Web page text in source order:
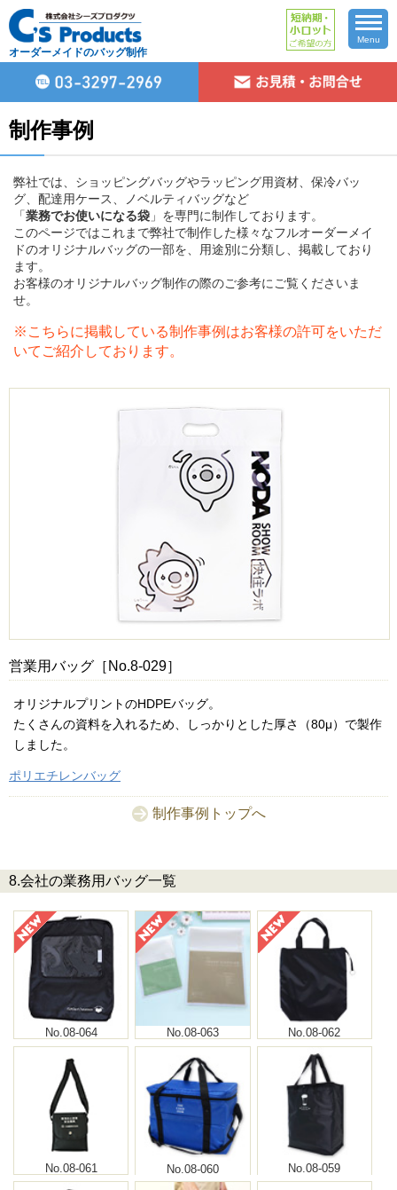
オーダーメイドのバッグ制作
Menu
制作事例
弊社では、ショッピングバッグやラッピング用資材、保冷バッ
グ、配達用ケース、ノベルティバッグなど
「業務でお使いになる袋 」を専門に制作しております。
このページではこれまで弊社で制作した様々なフルオーダーメイ
ドのオリジナルバッグの一部を、用途別に分類し、掲載しており
ます。
お客様のオリジナルバッグ制作の際のご参考にご覧くださいま
せ。
※こちらに掲載している制作事例はお客様の許可をいただ
いてご紹介しております。
営業用バッグ［No.8-029］
オリジナルプリントのHDPEバッグ。
たくさんの資料を入れるため、しっかりとした厚さ（80μ）で製作
しました。
ポリエチレンバッグ
制作事例トップへ
8.会社の業務用バッグ一覧
No.08-064 No.08-063 No.08-062
No.08-061 No.08-060 No.08-059